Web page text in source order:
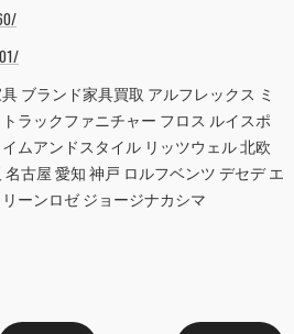
ブランド家具買取 アルフレックス ミ
ラックファニチャー フロス ルイスポ
ムアンドスタイル リッツウェル 北欧
名古屋 愛知 神戸 ロルフベンツ デセデ エ
ーンロゼ ジョージナカシマ